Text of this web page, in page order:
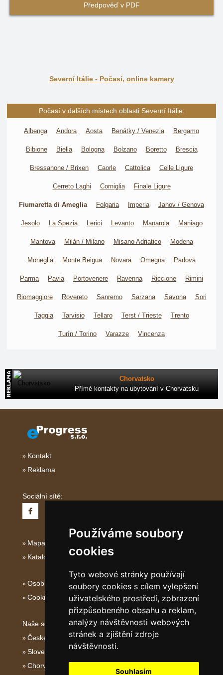
Používáme soubory
cookies
Tyto webové stránky používají
soubory cookies s cílem vylepšení
uživatelského prostředí, zobrazení
přizpůsobeného obsahu a reklam,
analýzy návštěvnosti webových
stránek a zjištění zdroje
návštěvnosti.
Souhlasím
Předpověď v PDF
Severní Itálie - Počasí, online kamery
Počasí v dalších místech oblasti Severní Itálie:
Albenga Andora Aosta Benátky / Venezia Bergamo
Bibione Biella Bologna Bolzano Boretto Brescia
Bressanone / Brixen Caorle Cattolica Celle Ligure
Cerreto Laghi Corniglia Finale Ligure
Fiumaretta di Ameglia Folgaria Imperia Janov / Genova
Jesolo La Spezia Lerici Levanto Manarola Maniago
Mantova Milán / Milano Misano Adriatico Modena
Moneglia Monte Beigua Novara Omegna Padova
Parma Pavia Portovenere Ravenna Riccione Rimini
Riomaggiore Rovereto Sanremo Sarzana Savona Sori
Taggia Tarvisio Tellaro Terst / Trieste Trento
Turín / Torino Varazze Vincenza
Chorvatsko
Přímé kontakty na ubytování v Chorvatsku
Kontakt
Reklama
Sociální sítě:
Mapa serveru Severní Itálie
Katalog ubytování
Osobní údaje
Cookies
Naše servery:
České hory
Slovenské hory
Chorvatsko